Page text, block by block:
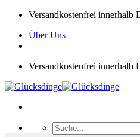
Zum
springen
Versandkostenfrei innerhalb
Über Uns
Versandkostenfrei innerhalb
Suchen